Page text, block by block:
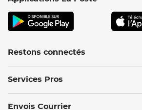
Restons connectés
Services Pros
Envois Courrier